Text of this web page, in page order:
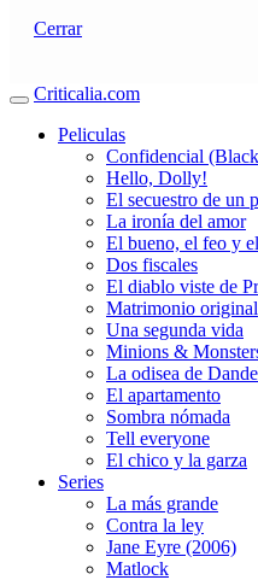
Cerrar
Criticalia.com
Peliculas
Confidencial
Hello, Dolly!
El secuestro de un
La ironía del amor
El bueno, el feo y
Dos fiscales
El diablo viste de
Matrimonio original
Una segunda vida
Minions &
La odisea de
El apartamento
Sombra nómada
Tell everyone
El chico y la garza
Series
La más grande
Contra la ley
Jane Eyre (2006)
Matlock